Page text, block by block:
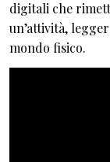
digitali che
un’attività,
mondo fisico.